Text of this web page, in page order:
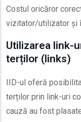
Costul oricăror
vizitator/utilizator și
Utilizarea link-
terților (links)
IID-ul oferă
terților prin link-uri
cauză au fost